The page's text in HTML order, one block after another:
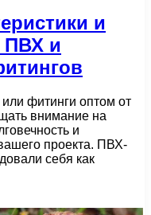
и
ПВХ и
фитинги оптом от
внимание на
и
проекта. ПВХ-
себя как